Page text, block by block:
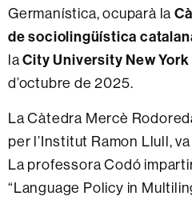
Germanística, ocuparà la
de sociolingüística
laCity University New York
d’octubre de 2025.
La Càtedra Mercè
per l’Institut Ramon Llull,
La professora Codó
“Language Policy in